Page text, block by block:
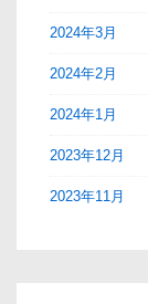
2024年3月
2024年2月
2024年1月
2023年12月
2023年11月